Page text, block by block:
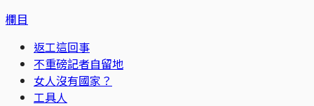
欄目
返工這回事
不重磅記者自留地
女人沒有國家？
工具人